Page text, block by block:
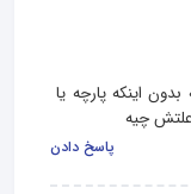
مدل۲۰۳۰نمی چرخه بدون اینکه پارچه یا
چیه
پاسخ دادن